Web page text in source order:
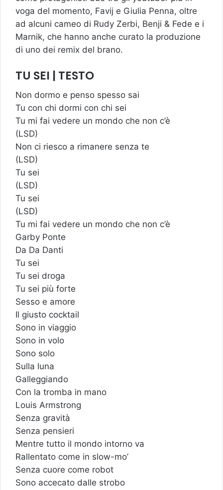
voga del momento, Favij e Giulia Penna, oltre
ad alcuni cameo di Rudy Zerbi, Benji & Fede e i
Marnik, che hanno anche curato la produzione
di uno dei remix del brano.
TU SEI | TESTO
Non dormo e penso spesso sai
Tu con chi dormi con chi sei
Tu mi fai vedere un mondo che non c’è
(LSD)
Non ci riesco a rimanere senza te
(LSD)
Tu sei
(LSD)
Tu sei
(LSD)
Tu mi fai vedere un mondo che non c’è
Garby Ponte
Da Da Danti
Tu sei
Tu sei droga
Tu sei più forte
Sesso e amore
Il giusto cocktail
Sono in viaggio
Sono in volo
Sono solo
Sulla luna
Galleggiando
Con la tromba in mano
Louis Armstrong
Senza gravità
Senza pensieri
Mentre tutto il mondo intorno va
Rallentato come in slow-mo’
Senza cuore come robot
Sono accecato dalle strobo